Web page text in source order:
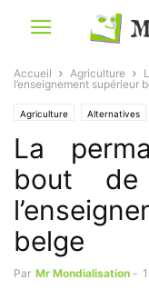
Accueil Agriculture
l’enseignement supérieur
Agriculture Alternatives
La
bout
belge
Par Mr Mondialisation -